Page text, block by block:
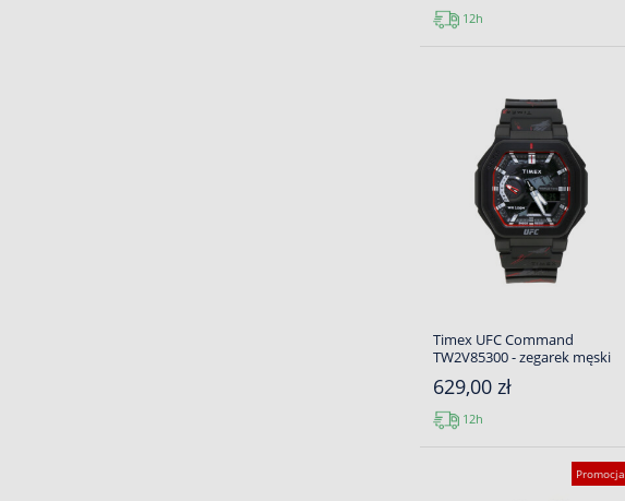
12h
Timex UFC Command
TW2V85300 - zegarek męski
629,00 zł
12h
Promocja